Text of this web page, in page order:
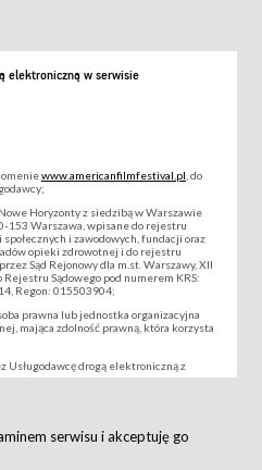
elektroniczną w serwisie
www.americanfilmfestival.pl , do
Horyzonty z siedzibą w Warszawie
153 Warszawa, wpisane do rejestru
i zawodowych, fundacji oraz
opieki zdrowotnej i do rejestru
Sąd Rejonowy dla m.st. Warszawy, XII
Sądowego pod numerem KRS:
Regon: 015503904;
prawna lub jednostka organizacyjna
mająca zdolność prawną, która korzysta
Usługodawcę drogą elektroniczną z
serwisu i akceptuję go